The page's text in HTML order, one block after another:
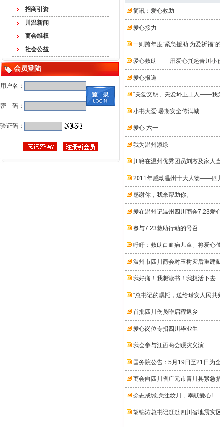
招商引资
川温新闻
商会维权
社会公益
会员登陆
用户名：
密 码：
验证码：
简讯：爱心救助
爱心接力
一则跨年度“紧急援助 为爱祈福”
爱心救助 ——用爱心托起青川小
爱心报道
“关爱文明、关爱环卫工人——我
小书大爱 暑期安全传满城
爱心 六一
我为温州添绿
川籍在温州优秀团员刘杰及家人
2011年感动温州十大人物——四
感谢你，我来帮助你。
爱在温州记温州四川商会7.23爱
参与7.23救助行动的号召
呼吁：救助白血病儿童、将爱心
温州市四川商会对玉树灾后重建
我好痛！我想读书！我想活下去
“总书记的嘱托，送给瑞安人民共
首批四川伤员昨启程返乡
爱心岗位专招四川毕业生
我会参与江西商会赈灾义演
国务院公告：5月19日至21日为
商会向四川省广元市青川县紧急
众志成城,关注纹川，奉献爱心!
胡锦涛总书记赶赴四川省地震灾